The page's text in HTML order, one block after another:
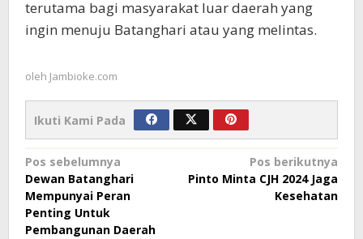
terutama bagi masyarakat luar daerah yang
ingin menuju Batanghari atau yang melintas.
oleh Jambioke.com
Ikuti Kami Pada
Navigasi
pos
Pos sebelumnya
Dewan Batanghari
Mempunyai Peran
Penting Untuk
Pembangunan Daerah
Pos berikutnya
Pinto Minta CJH 2024 Jaga
Kesehatan